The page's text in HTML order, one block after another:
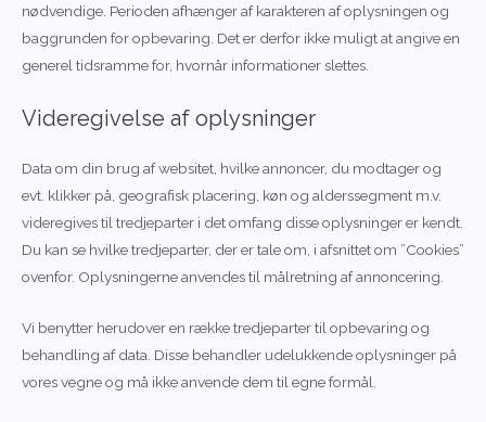
nødvendige. Perioden afhænger af karakteren af oplysningen og
baggrunden for opbevaring. Det er derfor ikke muligt at angive en
generel tidsramme for, hvornår informationer slettes.
Videregivelse af oplysninger
Data om din brug af websitet, hvilke annoncer, du modtager og
evt. klikker på, geografisk placering, køn og alderssegment m.v.
videregives til tredjeparter i det omfang disse oplysninger er kendt.
Du kan se hvilke tredjeparter, der er tale om, i afsnittet om ”Cookies”
ovenfor. Oplysningerne anvendes til målretning af annoncering.
Vi benytter herudover en række tredjeparter til opbevaring og
behandling af data. Disse behandler udelukkende oplysninger på
vores vegne og må ikke anvende dem til egne formål.